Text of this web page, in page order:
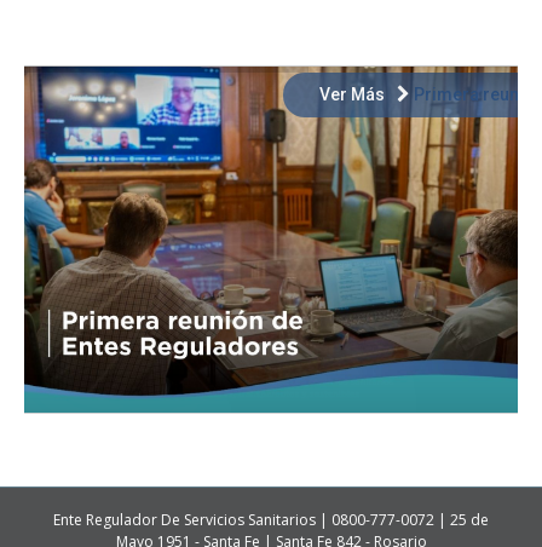
Ver Más Primera
Ente Regulador De Servicios Sanitarios | 0800-777-0072 | 25 de
Mayo 1951 - Santa Fe | Santa Fe 842 - Rosario